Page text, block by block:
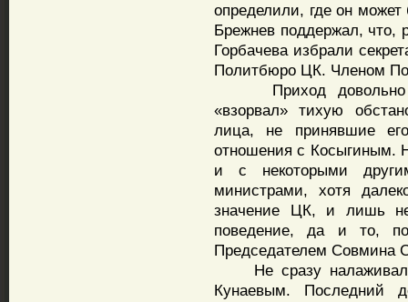
определили, где он
Брежнев поддержал, что,
Горбачева избрали
Политбюро ЦК. Членом
Приход довольно
«взорвал» тихую
лица, не принявшие
отношения с Косыгиным.
и с некоторыми
министрами, хотя
значение ЦК, и лишь
поведение, да и то,
Председателем Совмина
Не сразу
Кунаевым. Последний